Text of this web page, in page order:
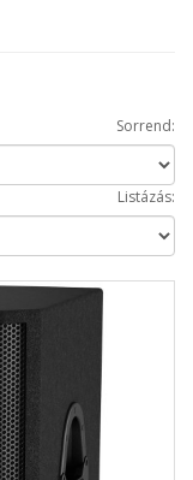
Sorrend:
Listázás: